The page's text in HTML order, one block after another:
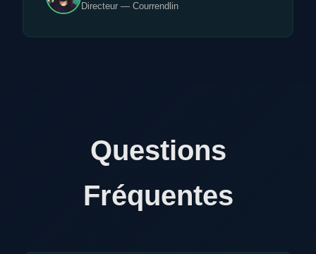
Directeur — Courrendlin
Questions
Fréquentes